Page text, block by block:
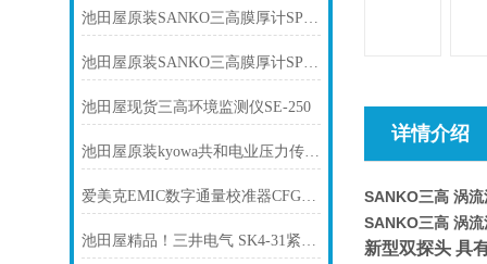
池田屋原装SANKO三高膜厚计SP-3300D产品介绍技术参
池田屋原装SANKO三高膜厚计SP-3300D产品介绍技术参数
池田屋现货三高环境监测仪SE-250
池田屋原装kyowa共和电业压力传感器 LC-10TV产品介绍技术参数
爱美克EMIC数字通量校准器CFG-1000
池田屋精品！三井电气 SK4-31紧凑型单据打印机 参数介绍
详情介绍
SANKO三高 涡
SANKO三高 涡
新型双探头 具